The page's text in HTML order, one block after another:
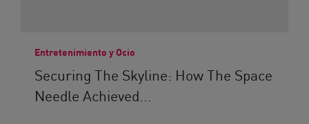
Entretenimiento y Ocio
Securing The Skyline: How The Space
Needle Achieved...